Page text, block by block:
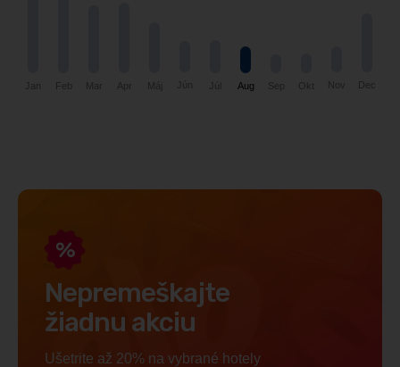
Jan Feb Mar Apr Máj Jún Aug Sep Okt Nov
Nepremeškajte
žiadnu akciu
Ušetrite až 20% na vybrané hotely